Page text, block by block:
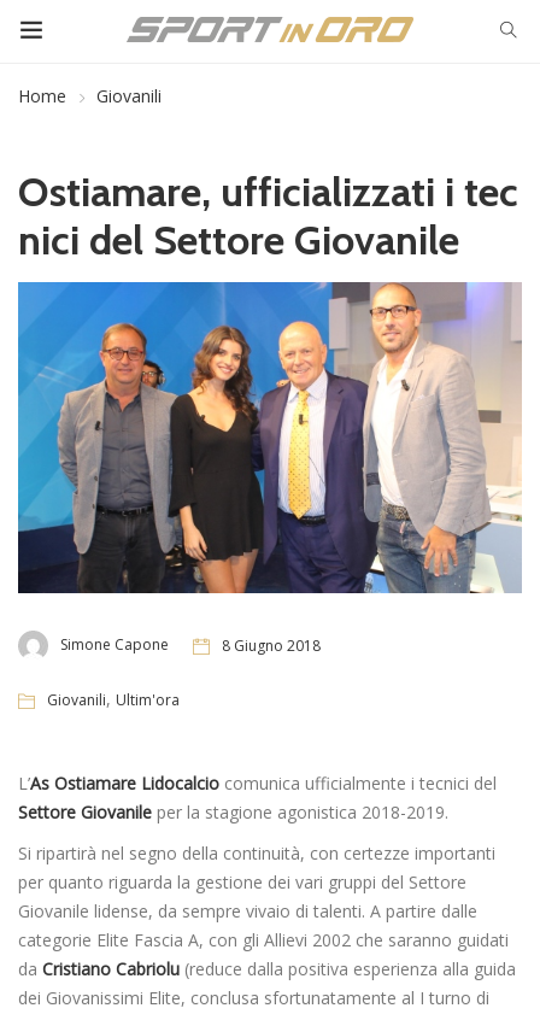
Home Giovanili
Ostiamare, ufficializzati i tec
nici del Settore Giovanile
Simone Capone 8 Giugno 2018
Giovanili, Ultim'ora
L’As Ostiamare Lidocalcio comunica ufficialmente i tecnici del
Settore Giovanile per la stagione agonistica 2018-2019.
Si ripartirà nel segno della continuità, con certezze importanti
per quanto riguarda la gestione dei vari gruppi del Settore
Giovanile lidense, da sempre vivaio di talenti. A partire dalle
categorie Elite Fascia A, con gli Allievi 2002 che saranno guidati
da Cristiano Cabriolu (reduce dalla positiva esperienza alla guida
dei Giovanissimi Elite, conclusa sfortunatamente al I turno di